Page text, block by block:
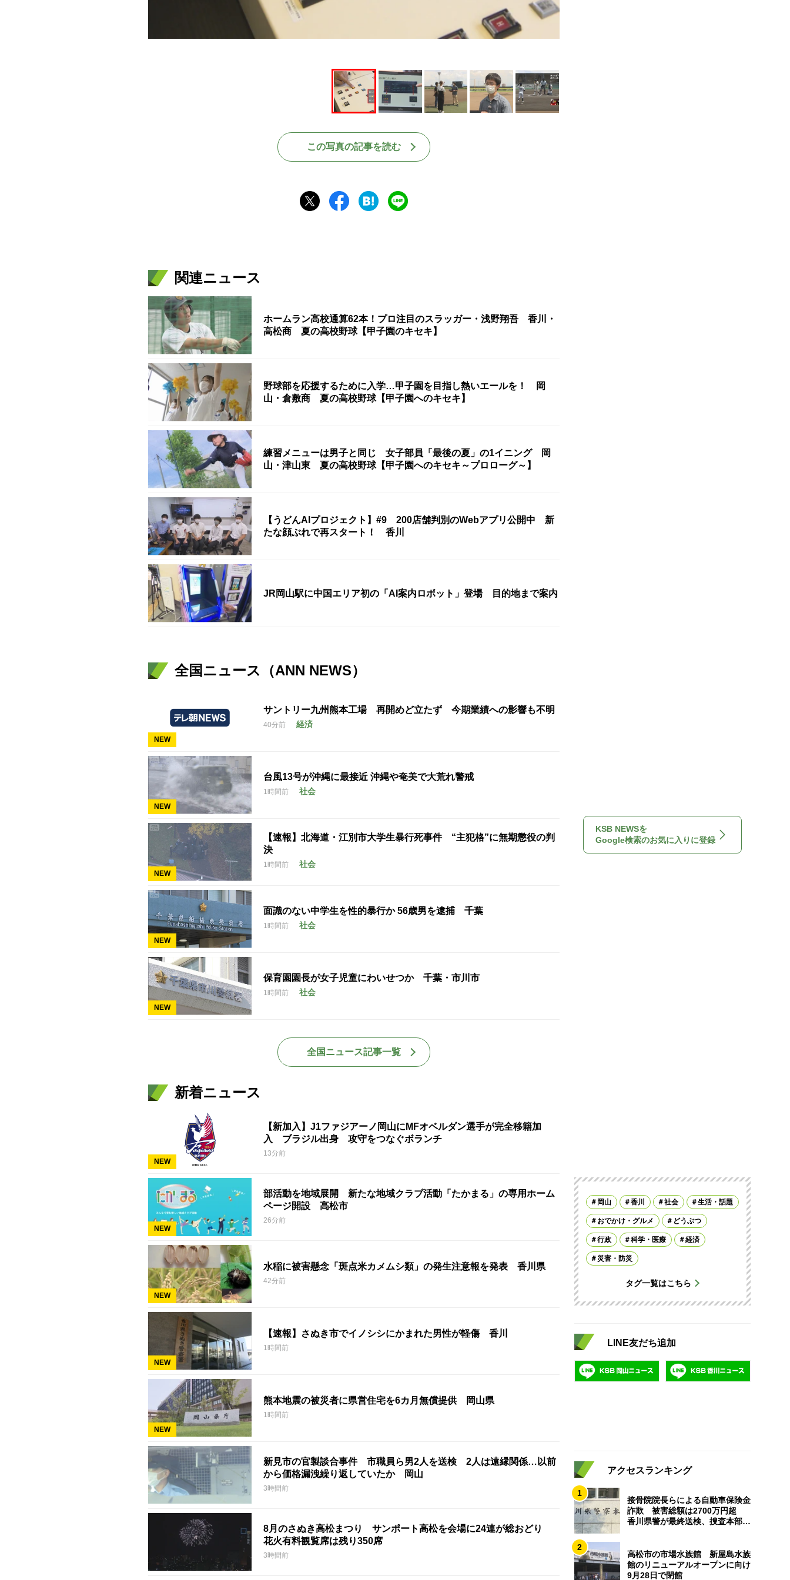
この写真の記事を読む
関連ニュース
ホームラン高校通算62本！プロ注目のスラッガー・浅野翔吾 香川・
高松商 夏の高校野球【甲子園のキセキ】
野球部を応援するために入学…甲子園を目指し熱いエールを！ 岡
山・倉敷商 夏の高校野球【甲子園へのキセキ】
練習メニューは男子と同じ 女子部員「最後の夏」の1イニング 岡
山・津山東 夏の高校野球【甲子園へのキセキ～プロローグ～】
【うどんAIプロジェクト】#9 200店舗判別のWebアプリ公開中 新
たな顔ぶれで再スタート！ 香川
JR岡山駅に中国エリア初の「AI案内ロボット」登場 目的地まで案内
全国ニュース（ANN NEWS）
NEW
サントリー九州熊本工場 再開めど立たず 今期業績への影響も不明
40分前 経済
NEW
台風13号が沖縄に最接近 沖縄や奄美で大荒れ警戒
1時間前 社会
NEW
【速報】北海道・江別市大学生暴行死事件 “主犯格”に無期懲役の判
決
1時間前 社会
NEW
面識のない中学生を性的暴行か 56歳男を逮捕 千葉
1時間前 社会
NEW
保育園園長が女子児童にわいせつか 千葉・市川市
1時間前 社会
全国ニュース記事一覧
新着ニュース
NEW
【新加入】J1ファジアーノ岡山にMFオベルダン選手が完全移籍加
入 ブラジル出身 攻守をつなぐボランチ
13分前
NEW
部活動を地域展開 新たな地域クラブ活動「たかまる」の専用ホーム
ページ開設 高松市
26分前
NEW
水稲に被害懸念「斑点米カメムシ類」の発生注意報を発表 香川県
42分前
NEW
【速報】さぬき市でイノシシにかまれた男性が軽傷 香川
1時間前
NEW
熊本地震の被災者に県営住宅を6カ月無償提供 岡山県
1時間前
新見市の官製談合事件 市職員ら男2人を送検 2人は遠縁関係…以前
から価格漏洩繰り返していたか 岡山
3時間前
8月のさぬき高松まつり サンポート高松を会場に24連が総おどり
花火有料観覧席は残り350席
3時間前
KSB NEWSを
Google検索のお気に入りに登録
岡山 香川 社会 生活・話題
おでかけ・グルメ どうぶつ
行政 科学・医療 経済
災害・防災
タグ一覧はこちら
LINE友だち追加
アクセスランキング
1
接骨院院長らによる自動車保険金
詐欺 被害総額は2700万円超
香川県警が最終送検、捜査本部解
2
高松市の市場水族館 新屋島水族
館のリニューアルオープンに向け
9月28日で閉館